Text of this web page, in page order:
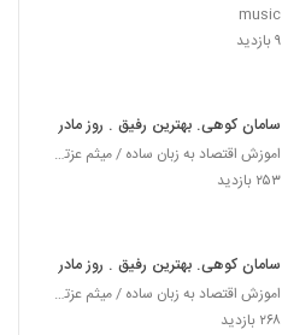
music
۹ بازدید
سامان کوهی. بهترین رفیق . روز مادر
اموزش اقتصاد به زبان ساده / میثم عزتی / کلیپ های ا
۲۵۳ بازدید
سامان کوهی. بهترین رفیق . روز مادر
اموزش اقتصاد به زبان ساده / میثم عزتی / کلیپ های ا
۲۶۸ بازدید